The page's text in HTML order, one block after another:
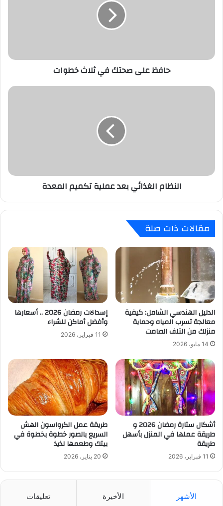
حافظ على صحتك في ثلاث خطوات
النظام
النظام الغذائي بعد عملية تكميم المعدة
مقالات ذات صلة
الدليل الهندسي الشامل: كيفية
معالجة تسرب المياه وحماية
منزلك من التلف الصامت
14 مايو، 2026
إسدالات رمضان 2026 .. أسعارها
وأفضل أماكن للشراء
11 فبراير، 2026
أشكال ستارة رمضان 2026 و
طريقة عملها في المنزل بأسهل
طريقة
11 فبراير، 2026
طريقة عمل الكرواسون الهش
السريع بالصور خطوة بخطوة في
بيتك وطعمها لذيذ
20 يناير، 2026
الأشهر الأخيرة تعليقات